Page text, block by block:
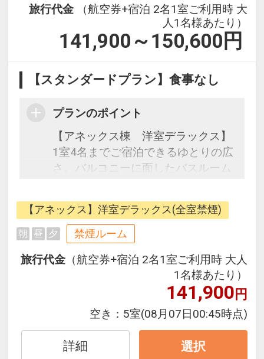
旅行代金
（航空券+宿泊 2名1室ご利用時 大
人1名様あたり）
141,900～150,600 円
【スタンダードプラン】食事なし
プランのポイント
【アネックス棟 洋室デラックス】
1室4名までご宿泊できるゆとりの広
さ。バルコニーに面したバスルーム
なるオーシャンカラーとアースカラ
ーの2種類のお部屋タイプがござい
ます。
・天然温泉さしきの猿人の湯（1回
2,200円）滞在中利用可能
・1泊につきお1人様1本ミネラルウ
ォータープレゼント
【アネックス】洋室デラックス(全室禁煙)
朝 昼 夕 禁煙ルーム
旅行代金 （航空券+宿泊 2名1室ご利用時 大人
1名様あたり）
141,900円
空き： 5室(08月07日00:45時点)
詳細 選択